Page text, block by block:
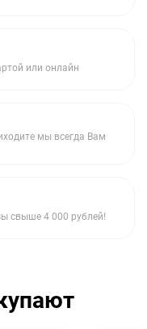
или онлайн
мы всегда Вам
свыше 4 000 рублей!